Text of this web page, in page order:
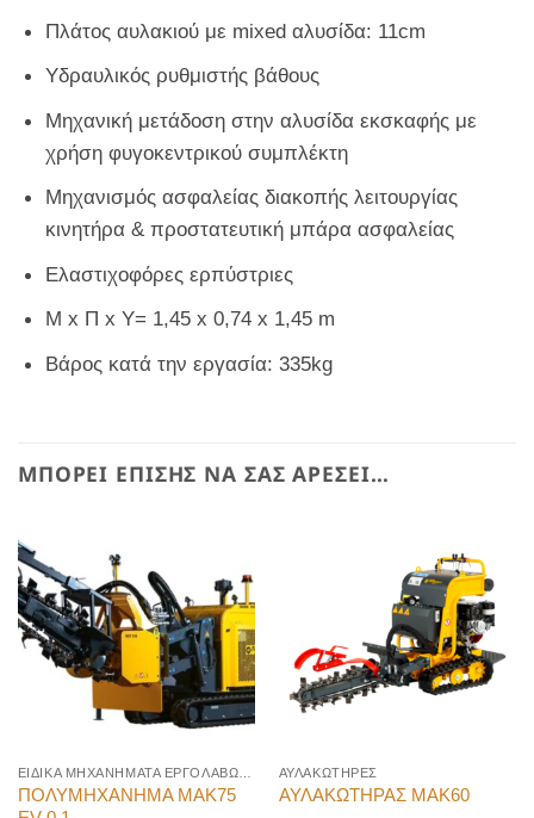
Πλάτος αυλακιού με mixed αλυσίδα: 11cm
Υδραυλικός ρυθμιστής βάθους
Μηχανική μετάδοση στην αλυσίδα εκσκαφής με
χρήση φυγοκεντρικού συμπλέκτη
Μηχανισμός ασφαλείας διακοπής λειτουργίας
κινητήρα & προστατευτική μπάρα ασφαλείας
Ελαστιχοφόρες ερπύστριες
Μ x Π x Υ= 1,45 x 0,74 x 1,45 m
Bάρος κατά την εργασία: 335kg
ΜΠΟΡΕΊ ΕΠΊΣΗΣ ΝΑ ΣΑΣ ΑΡΈΣΕΙ…
ΠΟΛΥΜΗΧΑΝΗΜΑ MAK75
ΑΥΛΑΚΩΤΗΡΕΣ
ΑΥΛΑΚΩΤΗΡΑΣ ΜΑΚ60